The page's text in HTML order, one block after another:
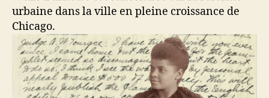
urbaine dans la ville en pleine croissance de
Chicago.